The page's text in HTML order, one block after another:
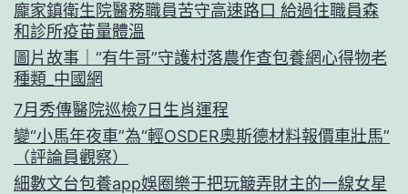
龐家鎮衛生院醫務職員苦守高速路口 給過往職員森
和診所疫苗量體溫
圖片故事｜“有牛哥”守護村落農作查包養網心得物老
種類_中國網
7月秀傳醫院巡檢7日生肖運程
變“小馬年夜車”為“輕OSDER奧斯德材料報價車壯馬”
（評論員觀察）
細數文台包養app娛圈樂于把玩簸弄財主的一線女星